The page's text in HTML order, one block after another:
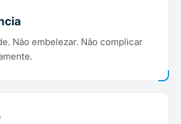
Não embelezar. Não complicar